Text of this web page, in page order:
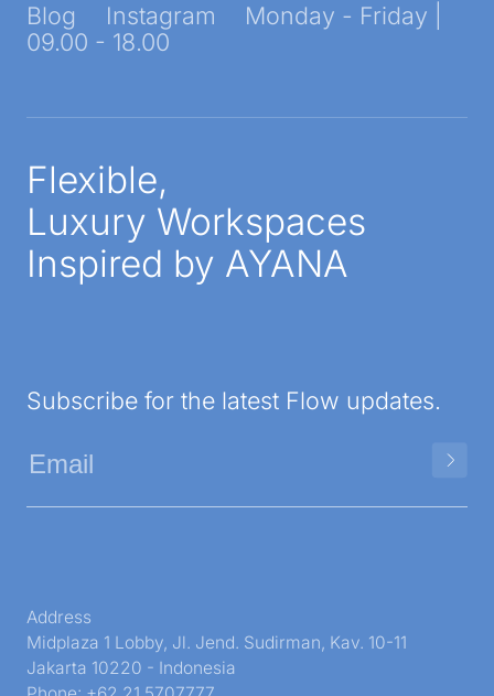
Blog Instagram
Monday - Friday |
09.00 - 18.00
Flexible,
Luxury Workspaces
Inspired by AYANA
Subscribe for the latest Flow updates.
Address
Midplaza 1 Lobby, Jl. Jend. Sudirman, Kav. 10-11
Jakarta 10220 - Indonesia